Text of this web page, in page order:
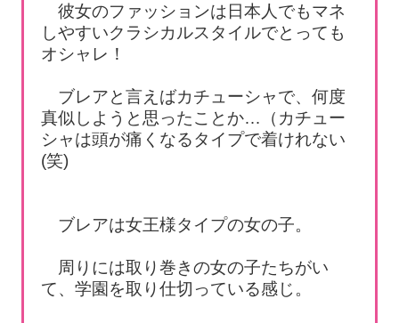
彼女のファッションは日本人でもマネ
しやすいクラシカルスタイルでとっても
オシャレ！
ブレアと言えばカチューシャで、何度
真似しようと思ったことか…（カチュー
シャは頭が痛くなるタイプで着けれない
(笑)
ブレアは女王様タイプの女の子。
周りには取り巻きの女の子たちがい
て、学園を取り仕切っている感じ。